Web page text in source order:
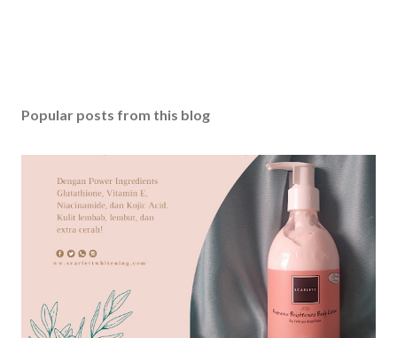
Popular posts from this blog